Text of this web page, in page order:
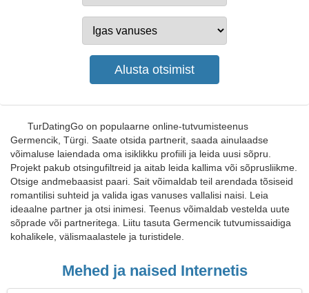
TurDatingGo on populaarne online-tutvumisteenus
Germencik, Türgi. Saate otsida partnerit, saada ainulaadse
võimaluse laiendada oma isiklikku profiili ja leida uusi sõpru.
Projekt pakub otsingufiltreid ja aitab leida kallima või sõprusliikme.
Otsige andmebaasist paari. Sait võimaldab teil arendada tõsiseid
romantilisi suhteid ja valida igas vanuses vallalisi naisi. Leia
ideaalne partner ja otsi inimesi. Teenus võimaldab vestelda uute
sõprade või partneritega. Liitu tasuta Germencik tutvumissaidiga
kohalikele, välismaalastele ja turistidele.
Mehed ja naised Internetis